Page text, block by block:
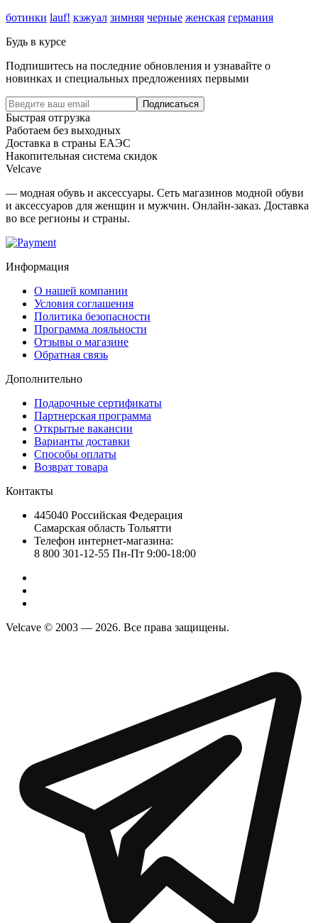
ботинки lauf! кэжуал зимняя черные женская германия
Будь в курсе
Подпишитесь на последние обновления и узнавайте о
новинках и специальных предложениях первыми
Подписаться
Быстрая отгрузка
Работаем без выходных
Доставка в страны ЕАЭС
Накопительная система скидок
Velcave
— модная обувь и аксессуары. Сеть магазинов модной обуви
и аксессуаров для женщин и мужчин. Онлайн-заказ. Доставка
во все регионы и страны.
Информация
О нашей компании
Условия соглашения
Политика безопасности
Программа лояльности
Отзывы о магазине
Обратная связь
Дополнительно
Подарочные сертификаты
Партнерская программа
Открытые вакансии
Варианты доставки
Способы оплаты
Возврат товара
Контакты
445040 Российская Федерация
Самарская область Тольятти
Телефон интернет-магазина:
8 800 301-12-55 Пн-Пт 9:00-18:00
Velcave © 2003 — 2026. Все права защищены.